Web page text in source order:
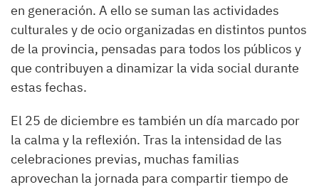
en generación. A ello se suman las actividades
culturales y de ocio organizadas en distintos puntos
de la provincia, pensadas para todos los públicos y
que contribuyen a dinamizar la vida social durante
estas fechas.
El 25 de diciembre es también un día marcado por
la calma y la reflexión. Tras la intensidad de las
celebraciones previas, muchas familias
aprovechan la jornada para compartir tiempo de